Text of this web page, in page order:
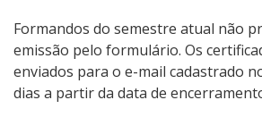
Formandos do semestre atual não
emissão pelo formulário. Os
enviados para o e-mail cadastrado
dias a partir da data de